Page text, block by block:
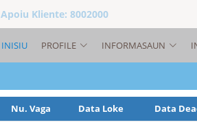
Apoiu Kliente: 8002000
INISIU PROFILE INFORMASAUN
Nu. Vaga Data Loke Data